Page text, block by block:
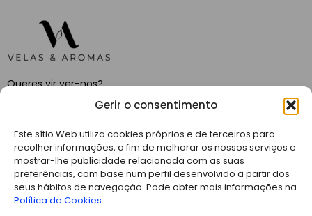
Gerir o consentimento
Este sítio Web utiliza cookies próprios e de terceiros para
recolher informações, a fim de melhorar os nossos serviços e
mostrar-lhe publicidade relacionada com as suas
preferências, com base num perfil desenvolvido a partir dos
seus hábitos de navegação. Pode obter mais informações na
Política de Cookies.
Queres vir ver-nos?
C. del Diamante, 43, 28341 Valdemoro, Madrid
Telefone: +34 658 78 28 70
Correio eletrónico: info@velasyaromas.es
ARTIGOS RECENTES